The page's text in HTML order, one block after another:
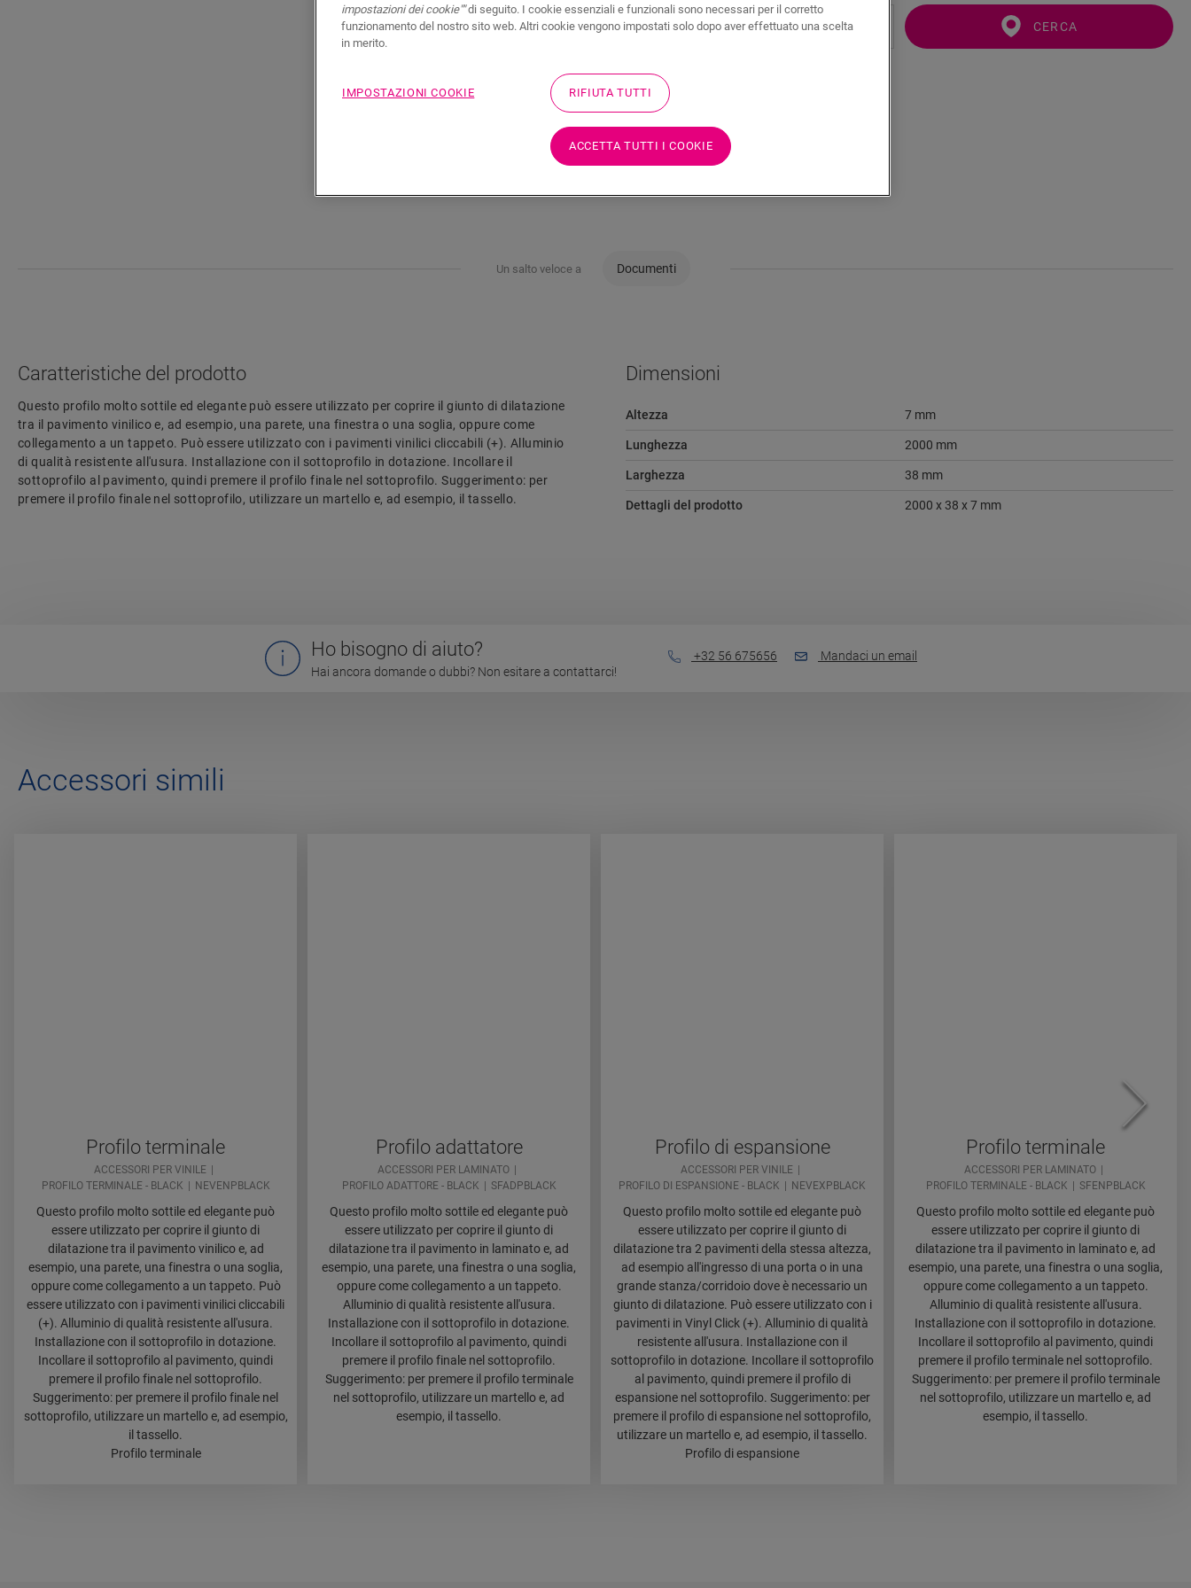
CERCA
Un salto veloce a Documenti
Caratteristiche del prodotto
Questo profilo molto sottile ed elegante può essere utilizzato per coprire il giunto di dilatazione
tra il pavimento vinilico e, ad esempio, una parete, una finestra o una soglia, oppure come
collegamento a un tappeto. Può essere utilizzato con i pavimenti vinilici cliccabili (+). Alluminio
di qualità resistente all'usura. Installazione con il sottoprofilo in dotazione. Incollare il
sottoprofilo al pavimento, quindi premere il profilo finale nel sottoprofilo. Suggerimento: per
premere il profilo finale nel sottoprofilo, utilizzare un martello e, ad esempio, il tassello.
Dimensioni
Altezza 7 mm
Lunghezza 2000 mm
Larghezza 38 mm
Dettagli del prodotto 2000 x 38 x 7 mm
Ho bisogno di aiuto?
Hai ancora domande o dubbi? Non esitare a contattarci!
+32 56 675656 Mandaci un email
Accessori simili
Profilo terminale
ACCESSORI PER VINILE
PROFILO TERMINALE - BLACK
NEVENPBLACK
Questo profilo molto sottile ed elegante può
essere utilizzato per coprire il giunto di
dilatazione tra il pavimento vinilico e, ad
esempio, una parete, una finestra o una soglia,
oppure come collegamento a un tappeto. Può
essere utilizzato con i pavimenti vinilici cliccabili
(+). Alluminio di qualità resistente all'usura.
Installazione con il sottoprofilo in dotazione.
Incollare il sottoprofilo al pavimento, quindi
premere il profilo finale nel sottoprofilo.
Suggerimento: per premere il profilo finale nel
sottoprofilo, utilizzare un martello e, ad esempio,
il tassello.
Profilo terminale
Profilo adattatore
ACCESSORI PER LAMINATO
PROFILO ADATTORE - BLACK
SFADPBLACK
Questo profilo molto sottile ed elegante può
essere utilizzato per coprire il giunto di
dilatazione tra il pavimento in laminato e, ad
esempio, una parete, una finestra o una soglia,
oppure come collegamento a un tappeto.
Alluminio di qualità resistente all'usura.
Installazione con il sottoprofilo in dotazione.
Incollare il sottoprofilo al pavimento, quindi
premere il profilo finale nel sottoprofilo.
Suggerimento: per premere il profilo terminale
nel sottoprofilo, utilizzare un martello e, ad
esempio, il tassello.
Profilo di espansione
ACCESSORI PER VINILE
PROFILO DI ESPANSIONE - BLACK
NEVEXPBLACK
Questo profilo molto sottile ed elegante può
essere utilizzato per coprire il giunto di
dilatazione tra 2 pavimenti della stessa altezza,
ad esempio all'ingresso di una porta o in una
grande stanza/corridoio dove è necessario un
giunto di dilatazione. Può essere utilizzato con i
pavimenti in Vinyl Click (+). Alluminio di qualità
resistente all'usura. Installazione con il
sottoprofilo in dotazione. Incollare il sottoprofilo
al pavimento, quindi premere il profilo di
espansione nel sottoprofilo. Suggerimento: per
premere il profilo di espansione nel sottoprofilo,
utilizzare un martello e, ad esempio, il tassello.
Profilo di espansione
Profilo terminale
ACCESSORI PER LAMINATO
PROFILO TERMINALE - BLACK
SFENPBLACK
Questo profilo molto sottile ed elegante può
essere utilizzato per coprire il giunto di
dilatazione tra il pavimento in laminato e, ad
esempio, una parete, una finestra o una soglia,
oppure come collegamento a un tappeto.
Alluminio di qualità resistente all'usura.
Installazione con il sottoprofilo in dotazione.
Incollare il sottoprofilo al pavimento, quindi
premere il profilo terminale nel sottoprofilo.
Suggerimento: per premere il profilo terminale
nel sottoprofilo, utilizzare un martello e, ad
esempio, il tassello.
impostazioni dei cookie""di seguito. I cookie essenziali e funzionali sono necessari per il corretto
funzionamento del nostro sito web. Altri cookie vengono impostati solo dopo aver effettuato una scelta
in merito.
IMPOSTAZIONI COOKIE RIFIUTA TUTTI
ACCETTA TUTTI I COOKIE